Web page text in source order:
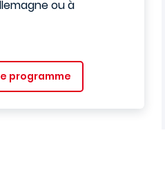
ou à
programme